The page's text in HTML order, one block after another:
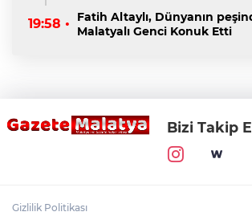
19:58 •
Fatih Altaylı, Dünyanın
Malatyalı Genci Konuk Etti
Bizi Takip
Gizlilik Politikası